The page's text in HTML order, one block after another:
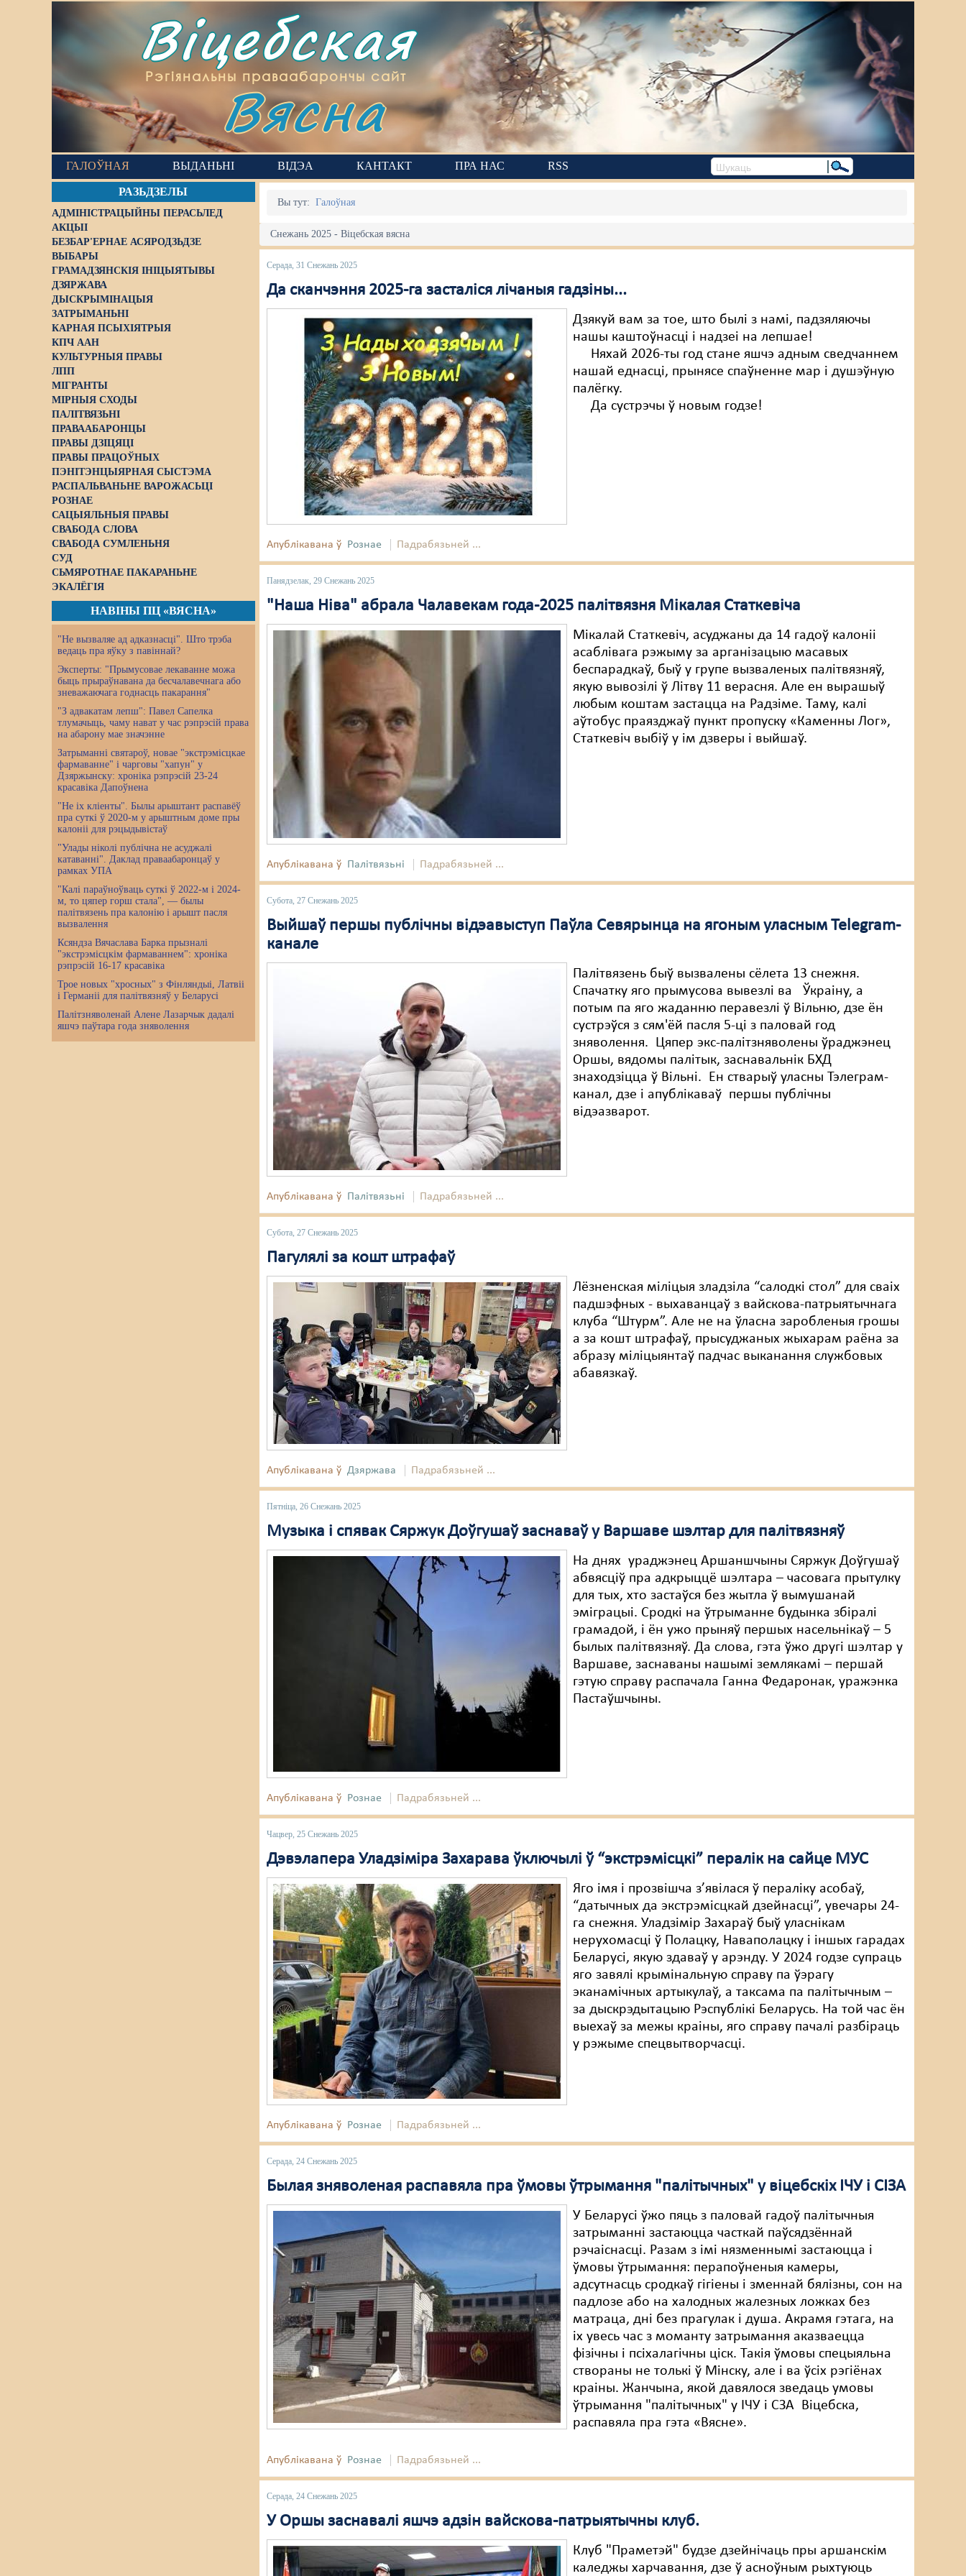
Віцебская
Рэгіянальны праваабарончы сайт
Вясна
ГАЛОЎНАЯ ВЫДАНЬНІ ВІДЭА КАНТАКТ ПРА НАС RSS
РАЗЬДЗЕЛЫ
АДМІНІСТРАЦЫЙНЫ ПЕРАСЬЛЕД
АКЦЫІ
БЕЗБАР'ЕРНАЕ АСЯРОДЗЬДЗЕ
ВЫБАРЫ
ГРАМАДЗЯНСКІЯ ІНІЦЫЯТЫВЫ
ДЗЯРЖАВА
ДЫСКРЫМІНАЦЫЯ
ЗАТРЫМАНЬНІ
КАРНАЯ ПСЫХІЯТРЫЯ
КПЧ ААН
КУЛЬТУРНЫЯ ПРАВЫ
ЛПП
МІГРАНТЫ
МІРНЫЯ СХОДЫ
ПАЛІТВЯЗЬНІ
ПРАВААБАРОНЦЫ
ПРАВЫ ДЗІЦЯЦІ
ПРАВЫ ПРАЦОЎНЫХ
ПЭНІТЭНЦЫЯРНАЯ СЫСТЭМА
РАСПАЛЬВАНЬНЕ ВАРОЖАСЬЦІ
РОЗНАЕ
САЦЫЯЛЬНЫЯ ПРАВЫ
СВАБОДА СЛОВА
СВАБОДА СУМЛЕНЬНЯ
СУД
СЬМЯРОТНАЕ ПАКАРАНЬНЕ
ЭКАЛЁГІЯ
НАВІНЫ ПЦ «ВЯСНА»
"Не вызваляе ад адказнасці". Што трэба
ведаць пра яўку з павіннай?
Эксперты: "Прымусовае лекаванне можа
быць прыраўнавана да бесчалавечнага або
зневажаючага годнасць пакарання"
"З адвакатам лепш": Павел Сапелка
тлумачыць, чаму нават у час рэпрэсій права
на абарону мае значэнне
Затрыманні святароў, новае "экстрэмісцкае
фармаванне" і чарговы "хапун" у
Дзяржынску: хроніка рэпрэсій 23-24
красавіка Дапоўнена
"Не іх кліенты". Былы арыштант распавёў
пра суткі ў 2020-м у арыштным доме пры
калоніі для рэцыдывістаў
"Улады ніколі публічна не асуджалі
катаванні". Даклад праваабаронцаў у
рамках УПА
"Калі параўноўваць суткі ў 2022-м і 2024-
м, то цяпер горш стала", — былы
палітвязень пра калонію і арышт пасля
вызвалення
Ксяндза Вячаслава Барка прызналі
"экстрэмісцкім фармаваннем": хроніка
рэпрэсій 16-17 красавіка
Трое новых "хросных" з Фінляндыі, Латвіі
і Германіі для палітвязняў у Беларусі
Палітзняволенай Алене Лазарчык дадалі
яшчэ паўтара года зняволення
Вы тут:Галоўная
Снежань 2025 - Віцебская вясна
Серада, 31 Снежань 2025
Да сканчэння 2025-га засталіся лічаныя гадзіны...
Дзякуй вам за тое, што былі з намі, падзяляючы
нашы каштоўнасці і надзеі на лепшае!
Няхай 2026-ты год стане яшчэ адным сведчаннем
нашай еднасці, прынясе спаўненне мар і душэўную
палёгку.
Да сустрэчы ў новым годзе!
Апублікавана ў Рознае Падрабязьней ...
Панядзелак, 29 Снежань 2025
"Наша Ніва" абрала Чалавекам года-2025 палітвязня Мікалая Статкевіча
Мікалай Статкевіч, асуджаны да 14 гадоў калоніі
асаблівага рэжыму за арганізацыю масавых
беспарадкаў, быў у групе вызваленых палітвязняў,
якую вывозілі ў Літву 11 верасня. Але ен вырашыў
любым коштам застацца на Радзіме. Таму, калі
аўтобус праязджаў пункт пропуску «Каменны Лог»,
Статкевіч выбіў у ім дзверы і выйшаў.
Апублікавана ў Палітвязьні Падрабязьней ...
Субота, 27 Снежань 2025
Выйшаў першы публічны відэавыступ Паўла Севярынца на ягоным уласным Telegram-
канале
Палітвязень быў вызвалены сёлета 13 снежня.
Спачатку яго прымусова вывезлі ва Ўкраіну, а
потым па яго жаданню перавезлі ў Вільню, дзе ён
сустрэўся з сям'ёй пасля 5-ці з паловай год
зняволення. Цяпер экс-палітзняволены ўраджэнец
Оршы, вядомы палітык, заснавальнік БХД
знаходзіцца ў Вільні. Ен стварыў уласны Тэлеграм-
канал, дзе і апублікаваў першы публічны
відэазварот.
Апублікавана ў Палітвязьні Падрабязьней ...
Субота, 27 Снежань 2025
Пагулялі за кошт штрафаў
Лёзненская міліцыя зладзіла “салодкі стол” для сваіх
падшэфных - выхаванцаў з вайскова-патрыятычнага
клуба “Штурм”. Але не на ўласна заробленыя грошы
а за кошт штрафаў, прысуджаных жыхарам раёна за
абразу міліцыянтаў падчас выканання службовых
абавязкаў.
Апублікавана ў Дзяржава Падрабязьней ...
Пятніца, 26 Снежань 2025
Музыка і спявак Сяржук Доўгушаў заснаваў у Варшаве шэлтар для палітвязняў
На днях ураджэнец Аршаншчыны Сяржук Доўгушаў
абвясціў пра адкрыццё шэлтара – часовага прытулку
для тых, хто застаўся без жытла ў вымушанай
эміграцыі. Сродкі на ўтрыманне будынка збіралі
грамадой, і ён ужо прыняў першых насельнікаў – 5
былых палітвязняў. Да слова, гэта ўжо другі шэлтар у
Варшаве, заснаваны нашымі землякамі – першай
гэтую справу распачала Ганна Федаронак, уражэнка
Пастаўшчыны.
Апублікавана ў Рознае Падрабязьней ...
Чацвер, 25 Снежань 2025
Дэвэлапера Уладзіміра Захарава ўключылі ў “экстрэмісцкі” пералік на сайце МУС
Яго імя і прозвішча з’явілася ў пераліку асобаў,
“датычных да экстрэмісцкай дзейнасці”, увечары 24-
га снежня. Уладзімір Захараў быў уласнікам
нерухомасці ў Полацку, Наваполацку і іншых гарадах
Беларусі, якую здаваў у арэнду. У 2024 годзе супраць
яго завялі крымінальную справу па ўэрагу
эканамічных артыкулаў, а таксама па палітычным –
за дыскрэдытацыю Рэспублікі Беларусь. На той час ён
выехаў за межы краіны, яго справу пачалі разбіраць
у рэжыме спецвытворчасці.
Апублікавана ў Рознае Падрабязьней ...
Серада, 24 Снежань 2025
Былая зняволеная распавяла пра ўмовы ўтрымання "палітычных" у віцебскіх ІЧУ і СІЗА
У Беларусі ўжо пяць з паловай гадоў палітычныя
затрыманні застаюцца часткай паўсядзённай
рэчаіснасці. Разам з імі нязменнымі застаюцца і
ўмовы ўтрымання: перапоўненыя камеры,
адсутнасць сродкаў гігіены і зменнай бялізны, сон на
падлозе або на халодных жалезных ложках без
матраца, дні без прагулак і душа. Акрамя гэтага, на
іх увесь час з моманту затрымання аказваецца
фізічны і псіхалагічны ціск. Такія ўмовы спецыяльна
створаны не толькі ў Мінску, але і ва ўсіх рэгіёнах
краіны. Жанчына, якой давялося зведаць умовы
ўтрымання "палітычных" у ІЧУ і СЗА Віцебска,
распавяла пра гэта «Вясне».
Апублікавана ў Рознае Падрабязьней ...
Серада, 24 Снежань 2025
У Оршы заснавалі яшчэ адзін вайскова-патрыятычны клуб.
Клуб "Праметэй" будзе дзейнічаць пры аршанскім
каледжы харчавання, дзе ў асноўным рыхтуюць